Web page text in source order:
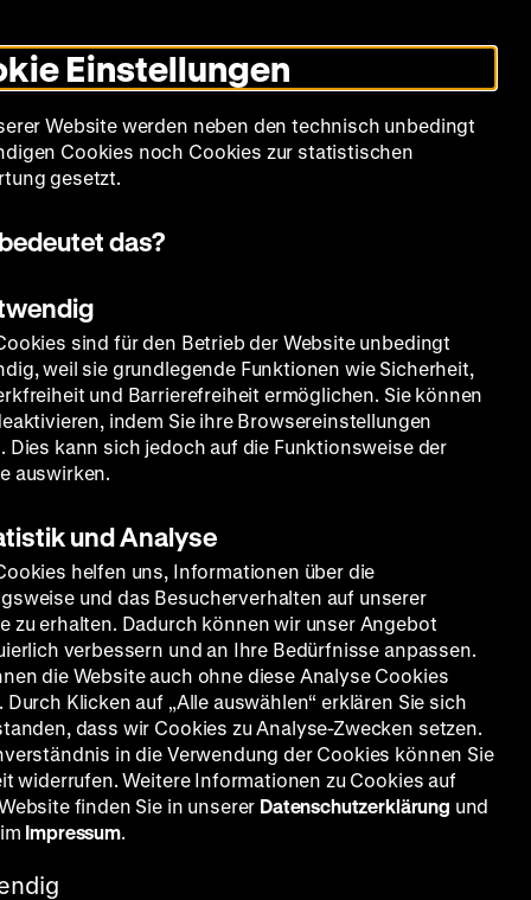
Modus
umschalten
Sprache
Filmreihen Über uns
Einstellungen
Website werden neben den technisch unbedingt
Cookies noch Cookies zur statistischen
gesetzt.
das?
sind für den Betrieb der Website unbedingt
weil sie grundlegende Funktionen wie Sicherheit,
und Barrierefreiheit ermöglichen. Sie können
indem Sie ihre Browsereinstellungen
Dies kann sich jedoch auf die Funktionsweise der
auswirken.
und Analyse
helfen uns, Informationen über die
und das Besucherverhalten auf unserer
zu erhalten. Dadurch können wir unser Angebot
verbessern und an Ihre Bedürfnisse anpassen.
die Website auch ohne diese Analyse Cookies
Durch Klicken auf „Alle auswählen“ erklären Sie sich
dass wir Cookies zu Analyse-Zwecken setzen.
in die Verwendung der Cookies können Sie
widerrufen. Weitere Informationen zu Cookies auf
finden Sie in unserer Datenschutzerklärung und
Impressum.